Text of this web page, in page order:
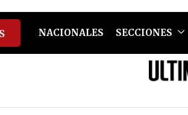
NACIONALES SECCIONES